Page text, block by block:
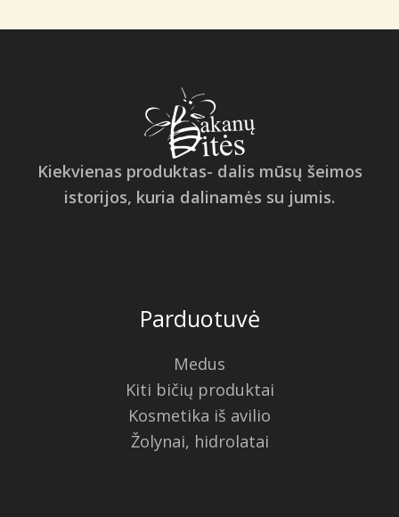
Kiekvienas produktas- dalis mūsų šeimos
istorijos, kuria dalinamės su jumis.
Parduotuvė
Medus
Kiti bičių produktai
Kosmetika iš avilio
Žolynai, hidrolatai